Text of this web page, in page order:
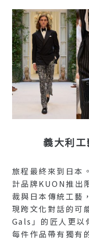
義大利
旅程最終來到日
計品牌KUON推出
裁與日本傳統工藝
現跨文化對話的可
Gals」的匠人更以
每件作品帶有獨有